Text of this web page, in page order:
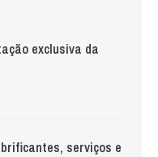
exclusiva da
serviços e